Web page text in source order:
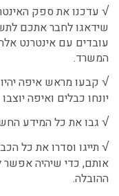
√ עדכנו את ספק
שידאגו לחבר אתכם
עובדים עם אינטרנט
המשרד.
√ קבעו מראש איפה
יונחו כבלים ואיפה
√ גבו את כל המידע
√ תייגו וסדרו את כל
אותם, כדי שיהיה
ההובלה.